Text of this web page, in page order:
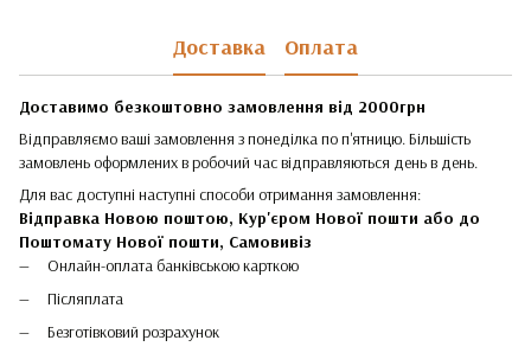
Доставка Оплата
Доставимо безкоштовно замовлення від 2000грн
Відправляємо ваші замовлення з понеділка по п'ятницю. Більшість
замовлень оформлених в робочий час відправляються день в день.
Для вас доступні наступні способи отримання замовлення:
Відправка Новою поштою, Кур'єром Нової пошти або до
Поштомату Нової пошти, Самовивіз
Онлайн-оплата банківською карткою
Післяплата
Безготівковий розрахунок